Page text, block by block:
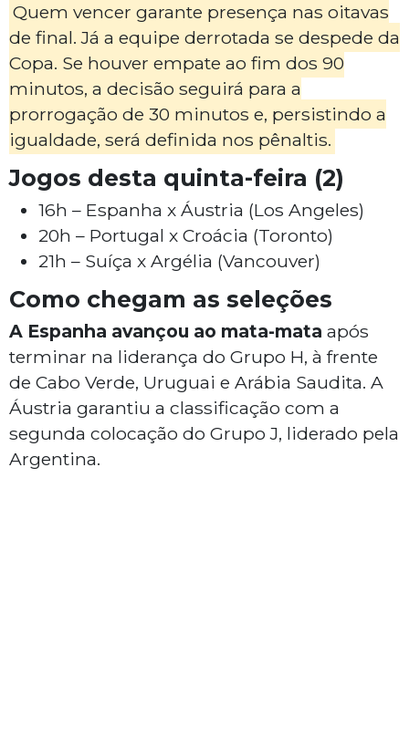
Quem vencer garante presença nas oitavas
de final. Já a equipe derrotada se despede da
Copa. Se houver empate ao fim dos 90
minutos, a decisão seguirá para a
prorrogação de 30 minutos e, persistindo a
igualdade, será definida nos pênaltis.
Jogos desta quinta-feira (2)
16h – Espanha x Áustria (Los Angeles)
20h – Portugal x Croácia (Toronto)
21h – Suíça x Argélia (Vancouver)
Como chegam as seleções
A Espanha avançou ao mata-mata após
terminar na liderança do Grupo H, à frente
de Cabo Verde, Uruguai e Arábia Saudita. A
Áustria garantiu a classificação com a
segunda colocação do Grupo J, liderado pela
Argentina.